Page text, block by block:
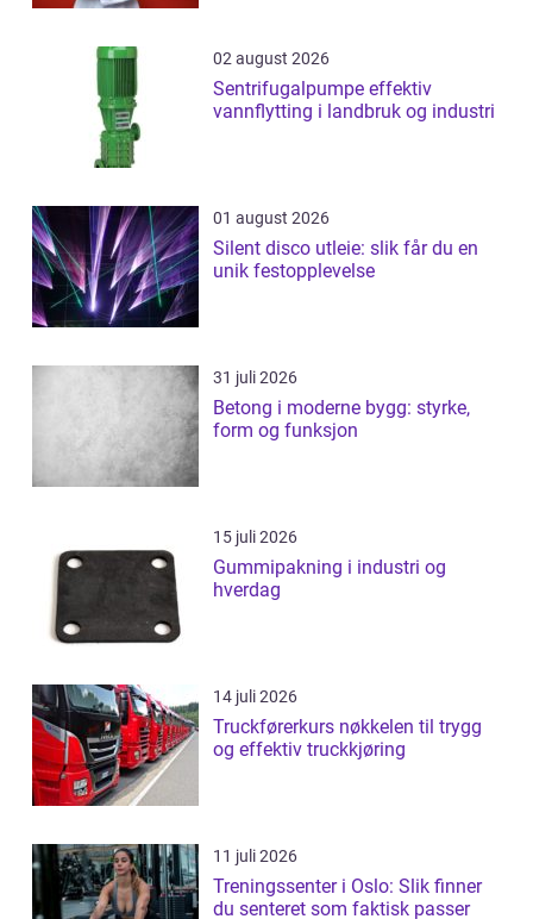
02 august 2026
Sentrifugalpumpe effektiv
vannflytting i landbruk og industri
01 august 2026
Silent disco utleie: slik får du en
unik festopplevelse
31 juli 2026
Betong i moderne bygg: styrke,
form og funksjon
15 juli 2026
Gummipakning i industri og
hverdag
14 juli 2026
Truckførerkurs nøkkelen til trygg
og effektiv truckkjøring
11 juli 2026
Treningssenter i Oslo: Slik finner
du senteret som faktisk passer